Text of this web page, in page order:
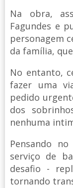
Na obra,
Fagundes e
personagem
da família,
No entanto,
fazer uma
pedido
dos
nenhuma
Pensando
serviço de
desafio -
tornando